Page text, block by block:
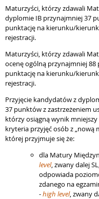
Maturzyści, którzy zdawali
dyplomie IB przynajmniej 37
punktację na kierunku/
rejestracji.
Maturzyści, którzy zdawali
ocenę ogólną przynajmniej
punktację na kierunku/
rejestracji.
Przyjęcie kandydatów z
37 punktów z zastrzeżeniem
którzy osiągną wynik
kryteria przyjęć osób z „nową
której przyjmuje się że:
dla Matury
level, zwany dalej
odpowiada
zdanego na
-high level, zwany